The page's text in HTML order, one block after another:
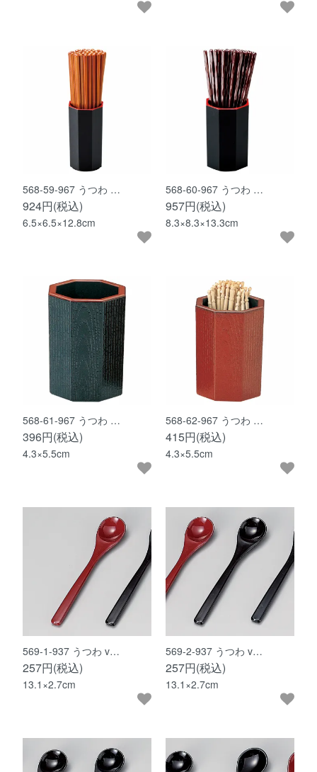
568-59-967 うつわ …
924円(税込)
6.5×6.5×12.8cm
568-60-967 うつわ …
957円(税込)
8.3×8.3×13.3cm
568-61-967 うつわ …
396円(税込)
4.3×5.5cm
568-62-967 うつわ …
415円(税込)
4.3×5.5cm
569-1-937 うつわ v…
257円(税込)
13.1×2.7cm
569-2-937 うつわ v…
257円(税込)
13.1×2.7cm